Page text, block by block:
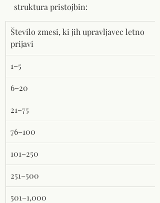
struktura pristojbin:
Število zmesi, ki jih upravljavec letno
prijavi
1–5
6–20
21–75
76–100
101–250
251–500
501–1,000